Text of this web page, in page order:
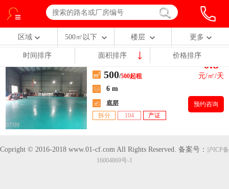
区域 500㎡以下 楼层 更多
时间排序 面积排序 价格排序
07/09
【汾湖开发区】汾湖莘塔镇
500/500起租
6 m
底层
拆分
104 产证
0.8
元/㎡/天
预约咨询
Copright © 2016-2018 www.01-cf.com All Rights Reserved. 备案号： 沪ICP备
16004869号-1